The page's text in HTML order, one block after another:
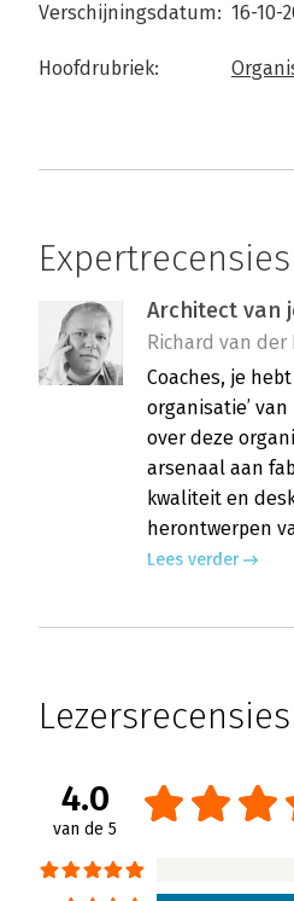
Verschijningsdatum: 16-10-
Hoofdrubriek:
Expertrecensies
Architect van
Richard van der
Coaches, je
organisatie’
over deze
arsenaal aan
kwaliteit en
herontwerpen
Lees verder
Lezersrecensies
4.0
van de 5